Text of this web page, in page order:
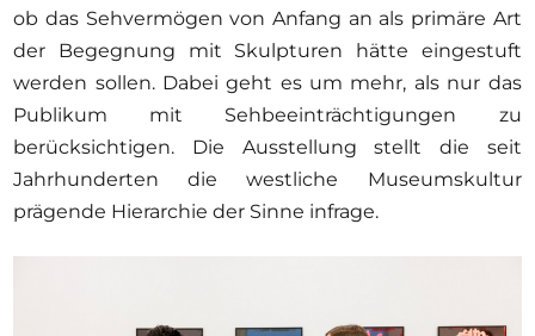
ob das Sehvermögen von Anfang an als primäre Art
der Begegnung mit Skulpturen hätte eingestuft
werden sollen. Dabei geht es um mehr, als nur das
Publikum mit Sehbeeinträchtigungen zu
berücksichtigen. Die Ausstellung stellt die seit
Jahrhunderten die westliche Museumskultur
prägende Hierarchie der Sinne infrage.